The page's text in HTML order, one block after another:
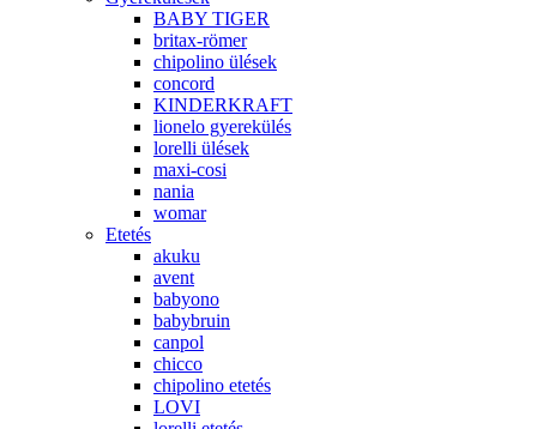
BABY TIGER
britax-römer
chipolino ülések
concord
KINDERKRAFT
lionelo gyerekülés
lorelli ülések
maxi-cosi
nania
womar
Etetés
akuku
avent
babyono
babybruin
canpol
chicco
chipolino etetés
LOVI